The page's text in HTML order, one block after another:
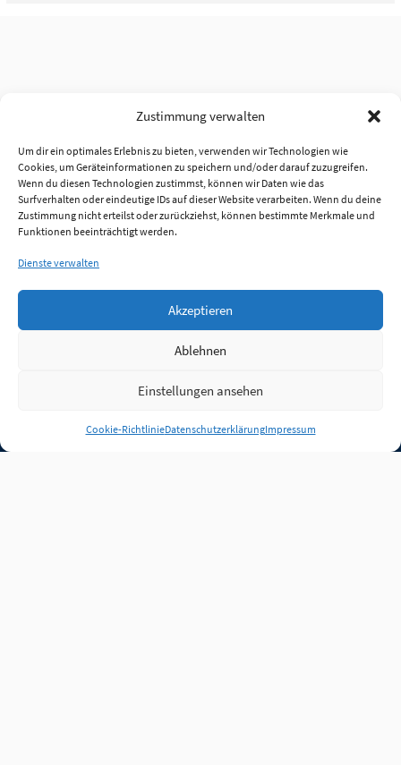
Zustimmung verwalten
Um dir ein optimales Erlebnis zu bieten, verwenden wir Technologien wie
Cookies, um Geräteinformationen zu speichern und/oder darauf zuzugreifen.
Wenn du diesen Technologien zustimmst, können wir Daten wie das
Surfverhalten oder eindeutige IDs auf dieser Website verarbeiten. Wenn du deine
Zustimmung nicht erteilst oder zurückziehst, können bestimmte Merkmale und
Funktionen beeinträchtigt werden.
Dienste verwalten
Akzeptieren
Ablehnen
Einstellungen ansehen
Cookie-RichtlinieDatenschutzerklärungImpressum
Anmelden
Jobs Partner FAQ Quellen